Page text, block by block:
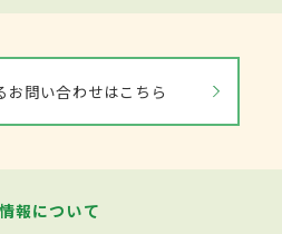
お問い合わせはこちら
報について